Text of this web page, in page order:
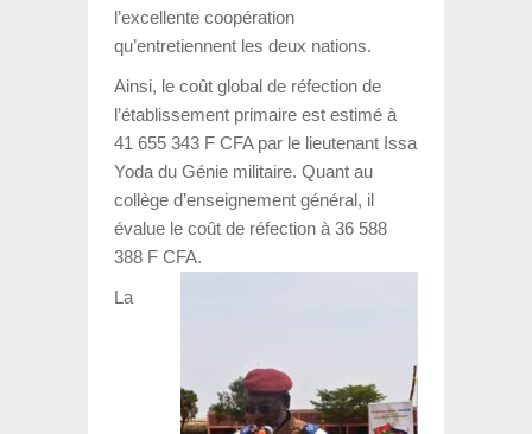
l’excellente coopération
qu’entretiennent les deux nations.
Ainsi, le coût global de réfection de
l’établissement primaire est estimé à
41 655 343 F CFA par le lieutenant Issa
Yoda du Génie militaire. Quant au
collège d’enseignement général, il
évalue le coût de réfection à 36 588
388 F CFA.
La